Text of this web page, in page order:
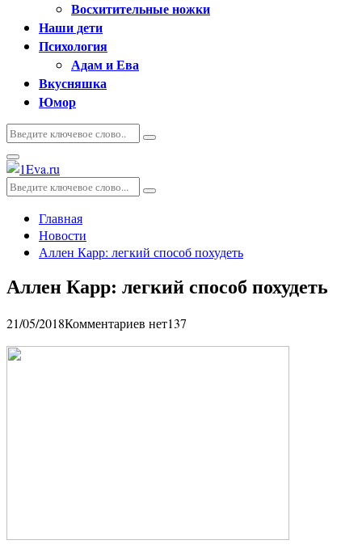
Восхитительные ножки
Наши дети
Психология
Адам и Ева
Вкусняшка
Юмор
Искать:
Поиск
Основное
меню
Искать:
Поиск
Главная
Новости
Аллен Карр: легкий способ похудеть
Аллен Карр: легкий способ похудеть
21/05/2018Комментариев нет137